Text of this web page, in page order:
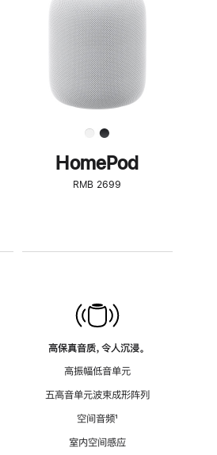
了
解
HomePod<
HomePod
RMB 2699
高保真音质，令人沉浸。
高振幅低音单元
五高音单元波束成形阵列
空间音频脚
¹
室内空间感应